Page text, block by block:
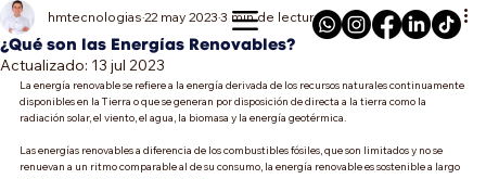
¿Qué son las Energías Renovables?
hmtecnologias 22 may 2023 3 min de lectura
Actualizado: 13 jul 2023
La energía renovable se refiere a la energía derivada de los recursos naturales continuamente
disponibles en la Tierra o que se generan por disposición de directa a la tierra como la
radiación solar, el viento, el agua, la biomasa y la energía geotérmica.
Las energías renovables a diferencia de los combustibles fósiles, que son limitados y no se
renuevan a un ritmo comparable al de su consumo, la energía renovable es sostenible a largo